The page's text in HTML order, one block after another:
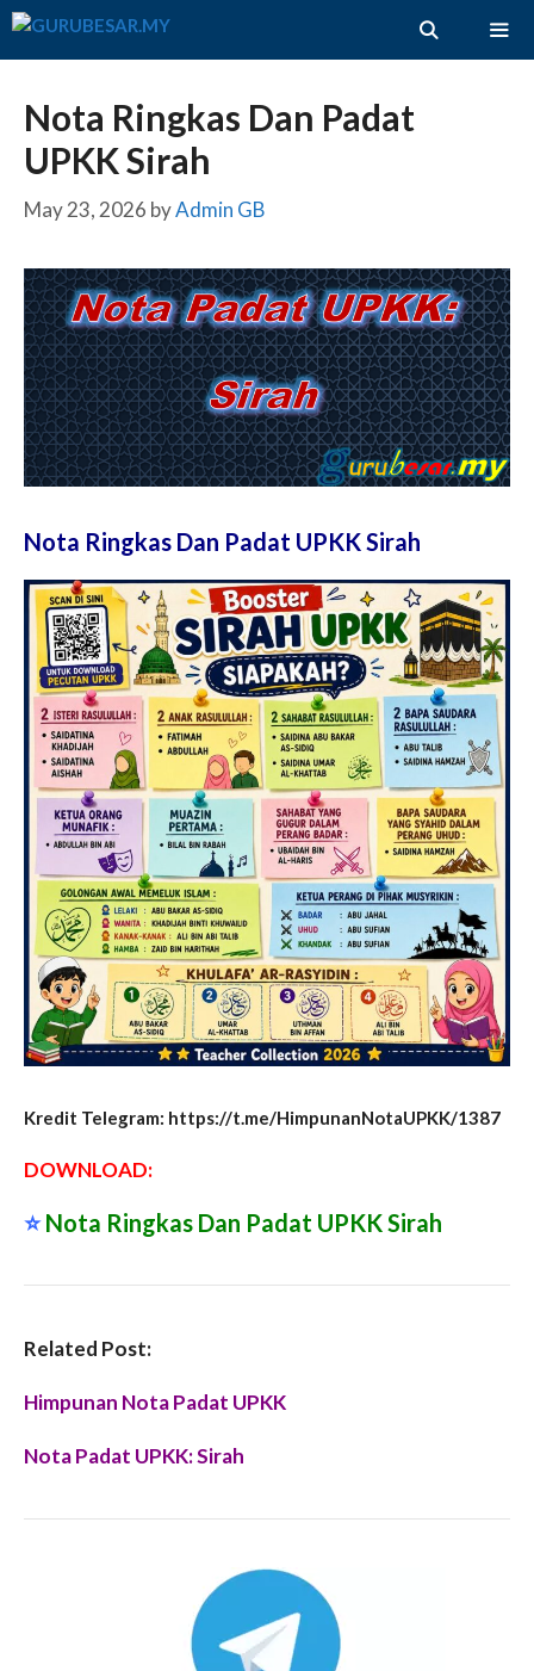
Skip
Nota Ringkas Dan Padat
UPKK Sirah
May 23, 2026 byAdmin GB
Nota Ringkas Dan Padat UPKK Sirah
Kredit Telegram: https://t.me/HimpunanNotaUPKK/1387
DOWNLOAD:
⭐️Nota Ringkas Dan Padat UPKK Sirah
Related Post:
Himpunan Nota Padat UPKK
Nota Padat UPKK: Sirah